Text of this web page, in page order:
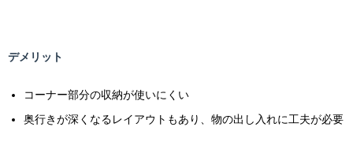
デメリット
コーナー部分の収納が使いにくい
奥行きが深くなるレイアウトもあり、物の出し入れに工夫が必要